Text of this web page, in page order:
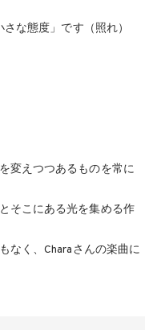
な態度」です（照れ）
変えつつあるものを常に
そこにある光を集める作
なく、Charaさんの楽曲に